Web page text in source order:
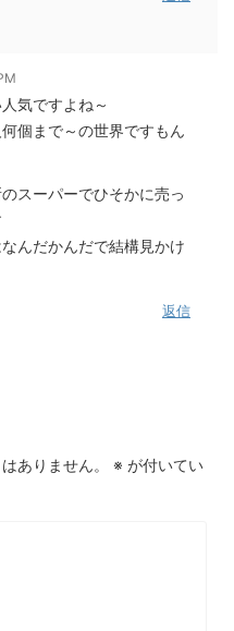
気ですよね～
個まで～の世界ですもん
スーパーでひそかに売っ
んだかんだで結構見かけ
返信
ありません。 ※ が付いてい